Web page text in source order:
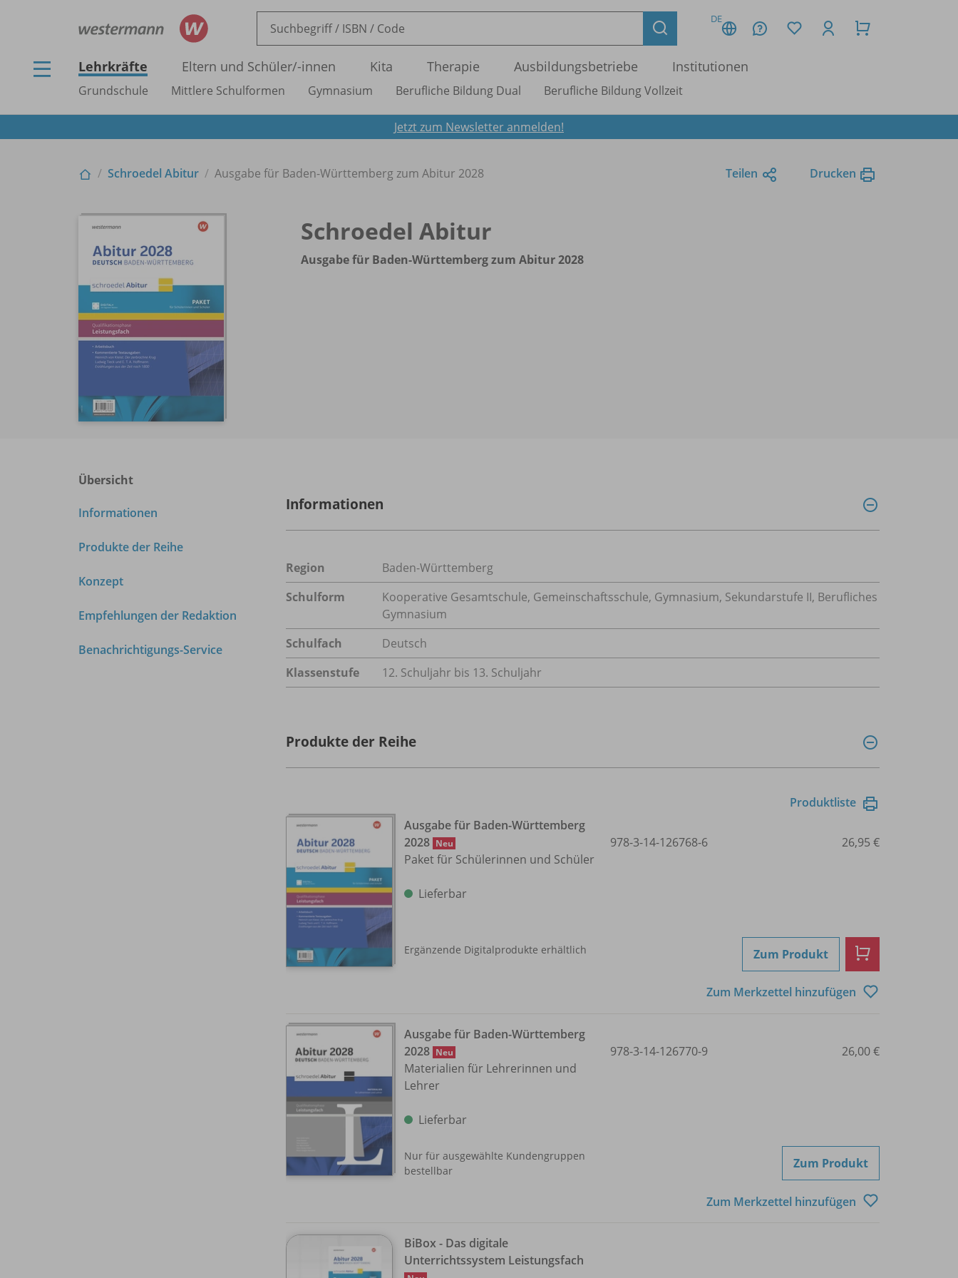
DE
Lehrkräfte Eltern und Schüler/-innen Kita Therapie Ausbildungsbetriebe Institutionen
Grundschule Mittlere Schulformen Gymnasium Berufliche Bildung Dual Berufliche Bildung Vollzeit
Jetzt zum Newsletter anmelden!
Schroedel Abitur Ausgabe für Baden-Württemberg zum Abitur 2028 Teilen Drucken
Schroedel Abitur
Ausgabe für Baden-Württemberg zum Abitur 2028
Übersicht
Informationen
Produkte der Reihe
Konzept
Empfehlungen der Redaktion
Benachrichtigungs-Service
Informationen
Region
Baden-Württemberg
Schulform
Kooperative Gesamtschule, Gemeinschaftsschule, Gymnasium, Sekundarstufe II, Berufliches
Gymnasium
Schulfach
Deutsch
Klassenstufe
12. Schuljahr bis 13. Schuljahr
Produkte der Reihe
Produktliste
Ausgabe für Baden-Württemberg
2028 Neu
Paket für Schülerinnen und Schüler
Lieferbar
Ergänzende Digitalprodukte erhältlich
978-3-14-126768-6 26,95 €
Zum Produkt
Zum Merkzettel hinzufügen
Ausgabe für Baden-Württemberg
2028 Neu
Materialien für Lehrerinnen und
Lehrer
Lieferbar
Nur für ausgewählte Kundengruppen
bestellbar
978-3-14-126770-9 26,00 €
Zum Produkt
Zum Merkzettel hinzufügen
BiBox - Das digitale
Unterrichtssystem Leistungsfach